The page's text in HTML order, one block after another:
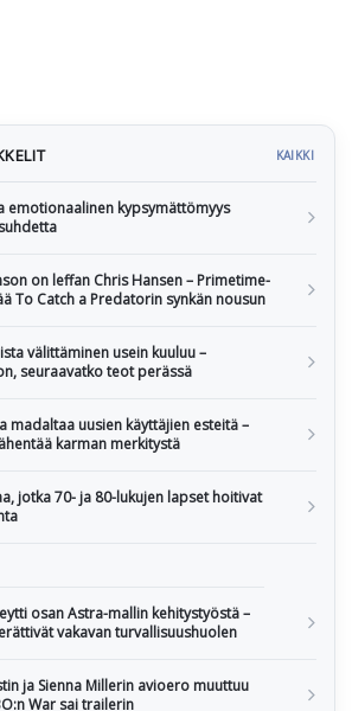
KAIKKI
emotionaalinen kypsymättömyys
on leffan Chris Hansen – Primetime-
To Catch a Predatorin synkän nousun
välittäminen usein kuuluu –
seuraavatko teot perässä
madaltaa uusien käyttäjien esteitä –
karman merkitystä
jotka 70- ja 80-lukujen lapset hoitivat
osan Astra-mallin kehitystyöstä –
vakavan turvallisuushuolen
ja Sienna Millerin avioero muuttuu
War sai trailerin